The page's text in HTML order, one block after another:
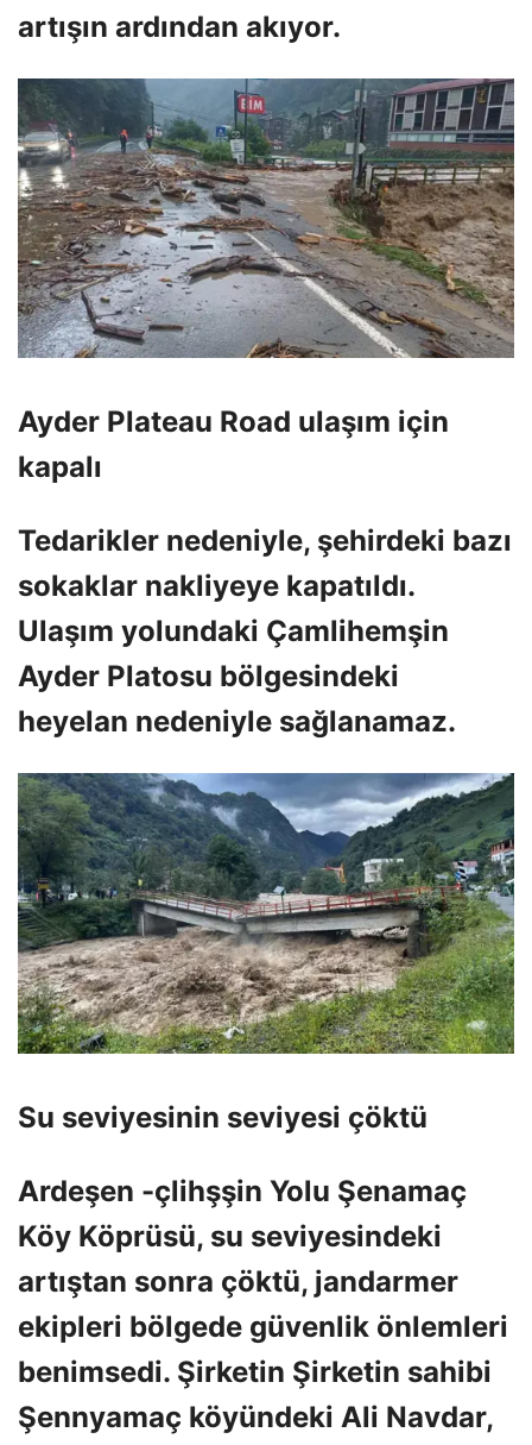
artışın ardından akıyor.
Ayder Plateau Road ulaşım için
kapalı
Tedarikler nedeniyle, şehirdeki bazı
sokaklar nakliyeye kapatıldı.
Ulaşım yolundaki Çamlihemşin
Ayder Platosu bölgesindeki
heyelan nedeniyle sağlanamaz.
Su seviyesinin seviyesi çöktü
Ardeşen -çlihşşin Yolu Şenamaç
Köy Köprüsü, su seviyesindeki
artıştan sonra çöktü, jandarmer
ekipleri bölgede güvenlik önlemleri
benimsedi. Şirketin Şirketin sahibi
Şennyamaç köyündeki Ali Navdar,